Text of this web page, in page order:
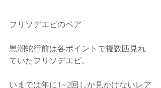
フリソデエビのペア
黒潮蛇行前は各ポイントで複数匹見れ
ていたフリソデエビ。
いまでは年に1~2回しか見かけないレア